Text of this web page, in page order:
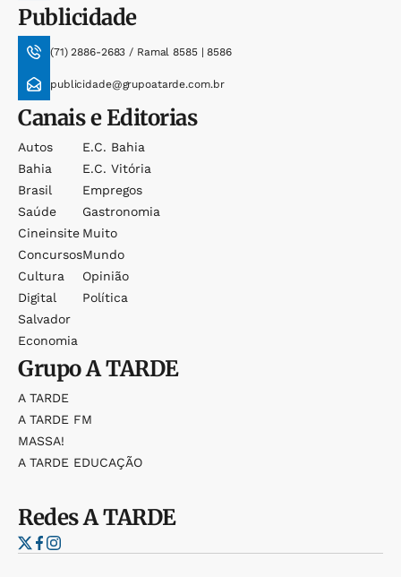
Publicidade
(71) 2886-2683 / Ramal 8585 | 8586
publicidade@grupoatarde.com.br
Canais e Editorias
Autos
Bahia
Brasil
Saúde
Cineinsite
Concursos
Cultura
Digital
Salvador
Economia
E.c. Bahia
E.c. Vitória
Empregos
Gastronomia
Muito
Mundo
Opinião
Política
GrupoA TARDE
A TARDE
A TARDE FM
MASSA!
A TARDE EDUCAÇÃO
RedesA TARDE